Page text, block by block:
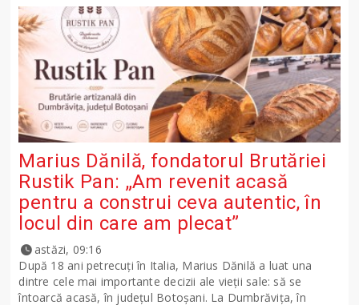
Marius Dănilă, fondatorul Brutăriei
Rustik Pan: „Am revenit acasă
pentru a construi ceva autentic, în
locul din care am plecat”
astăzi, 09:16
După 18 ani petrecuți în Italia, Marius Dănilă a luat una
dintre cele mai importante decizii ale vieții sale: să se
întoarcă acasă, în județul Botoșani. La Dumbrăvița, în